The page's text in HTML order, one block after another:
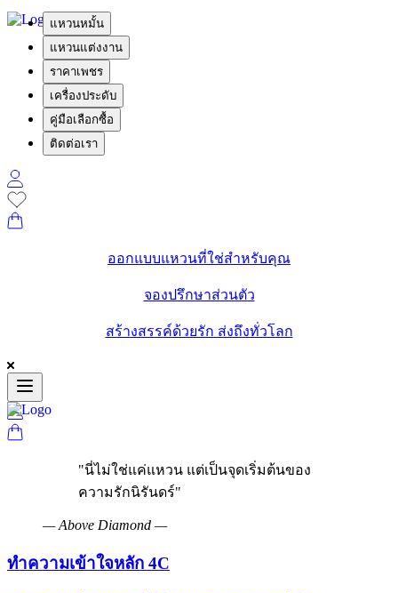
แหวนหมั้น
แหวนแต่งงาน
ราคาเพชร
เครื่องประดับ
คู่มือเลือกซื้อ
ติดต่อเรา
ออกแบบแหวนที่ใช่สำหรับคุณ
จองปรึกษาส่วนตัว
สร้างสรรค์ด้วยรัก ส่งถึงทั่วโลก
"นี่ไม่ใช่แค่แหวน แต่เป็นจุดเริ่มต้นของ
ความรักนิรันดร์"
—Above Diamond —
ทำความเข้าใจหลัก 4C